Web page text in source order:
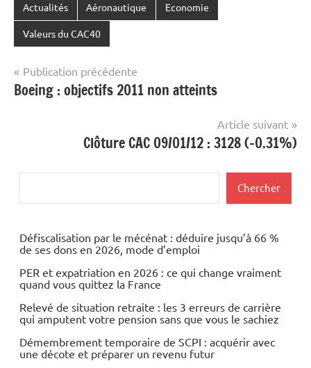
Actualités Aéronautique Economie
Valeurs du CAC40
Navigation
de
Publication précédente
Boeing : objectifs 2011 non atteints
Article suivant
Clôture CAC 09/01/12 : 3128 (-0.31%)
Chercher
Défiscalisation par le mécénat : déduire jusqu’à 66 %
de ses dons en 2026, mode d’emploi
PER et expatriation en 2026 : ce qui change vraiment
quand vous quittez la France
Relevé de situation retraite : les 3 erreurs de carrière
qui amputent votre pension sans que vous le sachiez
Démembrement temporaire de SCPI : acquérir avec
une décote et préparer un revenu futur